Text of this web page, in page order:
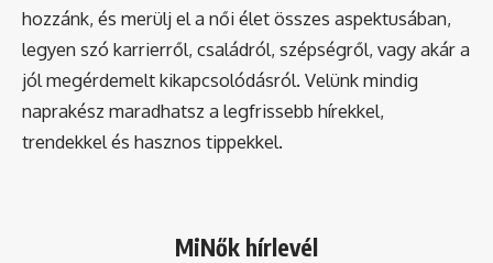
hozzánk, és merülj el a női élet összes aspektusában,
legyen szó karrierről, családról, szépségről, vagy akár a
jól megérdemelt kikapcsolódásról. Velünk mindig
naprakész maradhatsz a legfrissebb hírekkel,
trendekkel és hasznos tippekkel.
MiNők hírlevél